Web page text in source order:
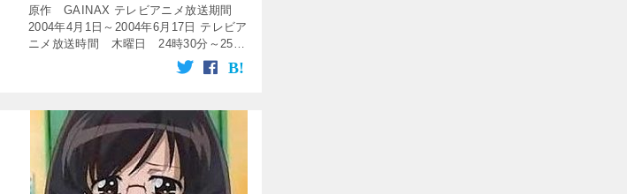
原作 GAINAX テレビアニメ放送期間
2004年4月1日～2004年6月17日 テレビア
ニメ放送時間 木曜日 24時30分～25時
00分 放送局 BS-i 話数 全12話